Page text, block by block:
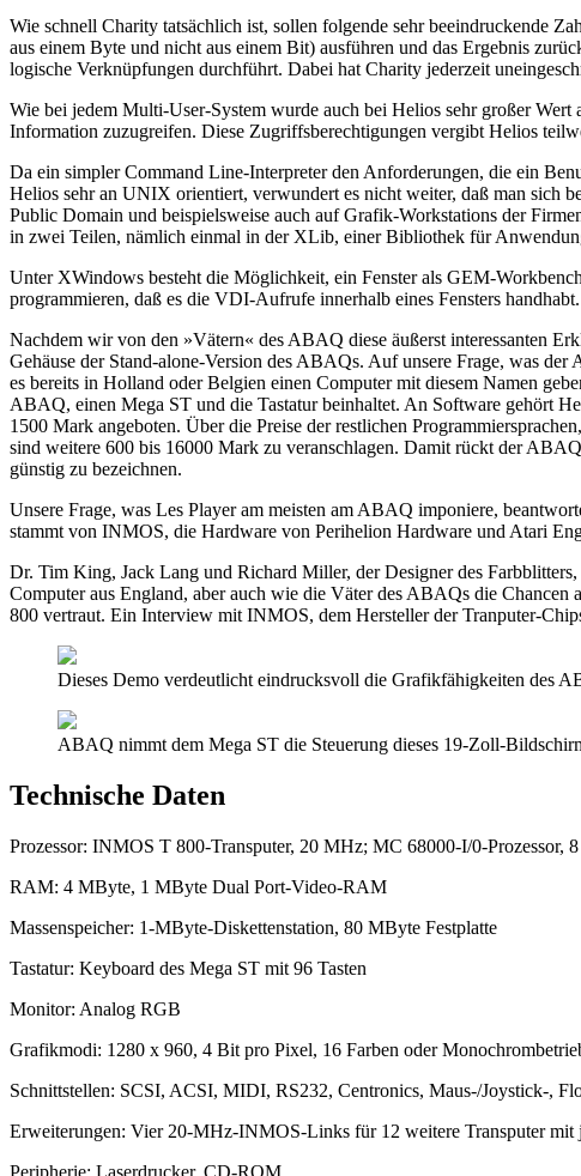
Wie schnell Charity tatsächlich ist, sollen folgende sehr beeindruckende
aus einem Byte und nicht aus einem Bit) ausführen und das Ergebnis
logische Verknüpfungen durchführt. Dabei hat Charity jederzeit
Wie bei jedem Multi-User-System wurde auch bei Helios sehr großer
Information zuzugreifen. Diese Zugriffsberechtigungen vergibt Helios
Da ein simpler Command Line-Interpreter den Anforderungen, die ein
Helios sehr an UNIX orientiert, verwundert es nicht weiter, daß man sich
Public Domain und beispielsweise auch auf Grafik-Workstations der
in zwei Teilen, nämlich einmal in der XLib, einer Bibliothek für
Unter XWindows besteht die Möglichkeit, ein Fenster als GEM-
programmieren, daß es die VDI-Aufrufe innerhalb eines Fensters handhabt.
Nachdem wir von den »Vätern« des ABAQ diese äußerst interessanten
Gehäuse der Stand-alone-Version des ABAQs. Auf unsere Frage, was
es bereits in Holland oder Belgien einen Computer mit diesem Namen
ABAQ, einen Mega ST und die Tastatur beinhaltet. An Software gehört
1500 Mark angeboten. Über die Preise der restlichen
sind weitere 600 bis 16000 Mark zu veranschlagen. Damit rückt der
günstig zu bezeichnen.
Unsere Frage, was Les Player am meisten am ABAQ imponiere,
stammt von INMOS, die Hardware von Perihelion Hardware und Atari
Dr. Tim King, Jack Lang und Richard Miller, der Designer des
Computer aus England, aber auch wie die Väter des ABAQs die Chancen
800 vertraut. Ein Interview mit INMOS, dem Hersteller der Tranputer-
Dieses Demo verdeutlicht eindrucksvoll die Grafikfähigkeiten des
ABAQ nimmt dem Mega ST die Steuerung dieses 19-Zoll-
Technische Daten
Prozessor: INMOS T 800-Transputer, 20 MHz; MC 68000-I/0-Prozessor,
RAM: 4 MByte, 1 MByte Dual Port-Video-RAM
Massenspeicher: 1-MByte-Diskettenstation, 80 MByte Festplatte
Tastatur: Keyboard des Mega ST mit 96 Tasten
Monitor: Analog RGB
Grafikmodi: 1280 x 960, 4 Bit pro Pixel, 16 Farben oder
Schnittstellen: SCSI, ACSI, MIDI, RS232, Centronics, Maus-/Joystick-,
Erweiterungen: Vier 20-MHz-INMOS-Links für 12 weitere Transputer
Peripherie: Laserdrucker, CD-ROM